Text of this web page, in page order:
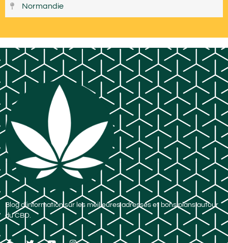
Normandie
Blog d’information sur les meilleures adresses et bons plans autour
du CBD.